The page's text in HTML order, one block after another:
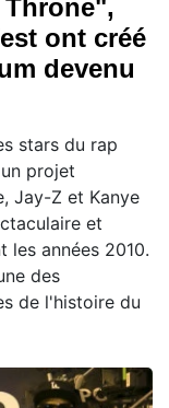
ont créé
devenu
stars du rap
projet
Jay-Z et Kanye
et
les années 2010.
des
de l'histoire du